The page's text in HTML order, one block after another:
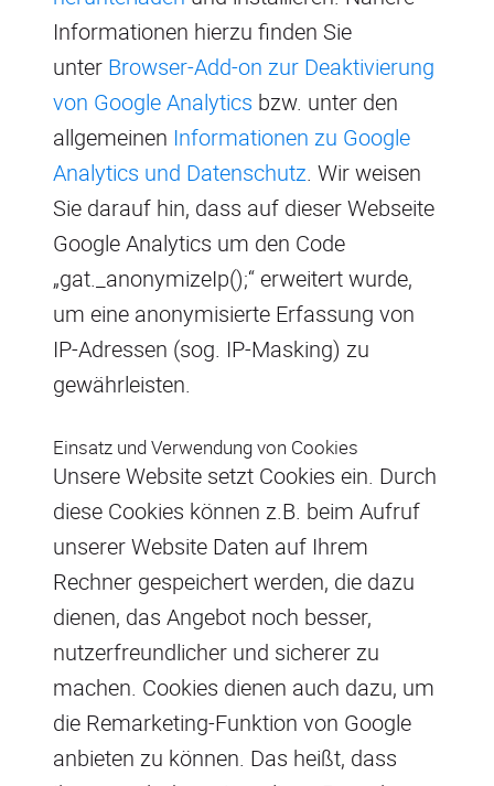
Informationen hierzu finden Sie
unter Browser-Add-on zur Deaktivierung
von Google Analytics bzw. unter den
allgemeinen Informationen zu Google
Analytics und Datenschutz. Wir weisen
Sie darauf hin, dass auf dieser Webseite
Google Analytics um den Code
„gat._anonymizeIp();“ erweitert wurde,
um eine anonymisierte Erfassung von
IP-Adressen (sog. IP-Masking) zu
gewährleisten.
Einsatz und Verwendung von Cookies
Unsere Website setzt Cookies ein. Durch
diese Cookies können z.B. beim Aufruf
unserer Website Daten auf Ihrem
Rechner gespeichert werden, die dazu
dienen, das Angebot noch besser,
nutzerfreundlicher und sicherer zu
machen. Cookies dienen auch dazu, um
die Remarketing-Funktion von Google
anbieten zu können. Das heißt, dass